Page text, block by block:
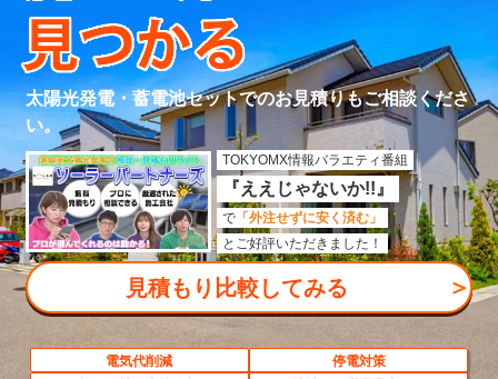
太陽光発電・蓄電池セットでのお見積りもご相談くださ
い。
TOKYOMX情報バラエティ番組
『ええじゃないか!!』
で 「外注せずに安く済む」
とご好評いただきました！
見積もり比較してみる ＞
電気代削減
停電対策